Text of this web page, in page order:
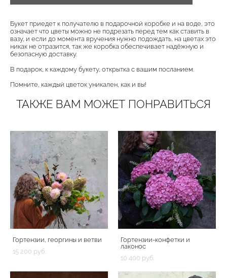
Букет приедет к получателю в подарочной коробке и на воде, это
означает что цветы можно не подрезать перед тем как ставить в
вазу, и если до момента вручения нужно подождать, на цветах это
никак не отразится, так же коробка обеспечивает надёжную и
безопасную доставку.
В подарок, к каждому букету, открытка с вашим посланием.
Помните, каждый цветок уникален, как и вы!
ТАКЖЕ ВАМ МОЖЕТ ПОНРАВИТЬСЯ
Гортензии, георгины и ветви
15 200 pуб.
Гортензии-конфетки и
лаконос
10 400 pуб.